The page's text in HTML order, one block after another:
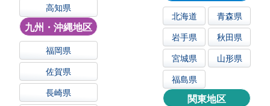
北海道
青森県
岩手県
秋田県
宮城県
山形県
福島県
関東地区
高知県
九州・沖縄地区
福岡県
佐賀県
長崎県